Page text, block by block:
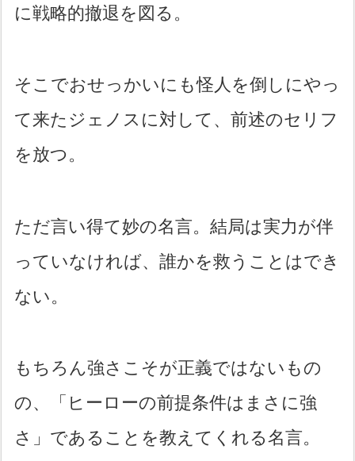
に戦略的撤退を図る。
そこでおせっかいにも怪人を倒しにやっ
て来たジェノスに対して、前述のセリフ
を放つ。
ただ言い得て妙の名言。結局は実力が伴
っていなければ、誰かを救うことはでき
ない。
もちろん強さこそが正義ではないもの
の、「ヒーローの前提条件はまさに強
さ」であることを教えてくれる名言。